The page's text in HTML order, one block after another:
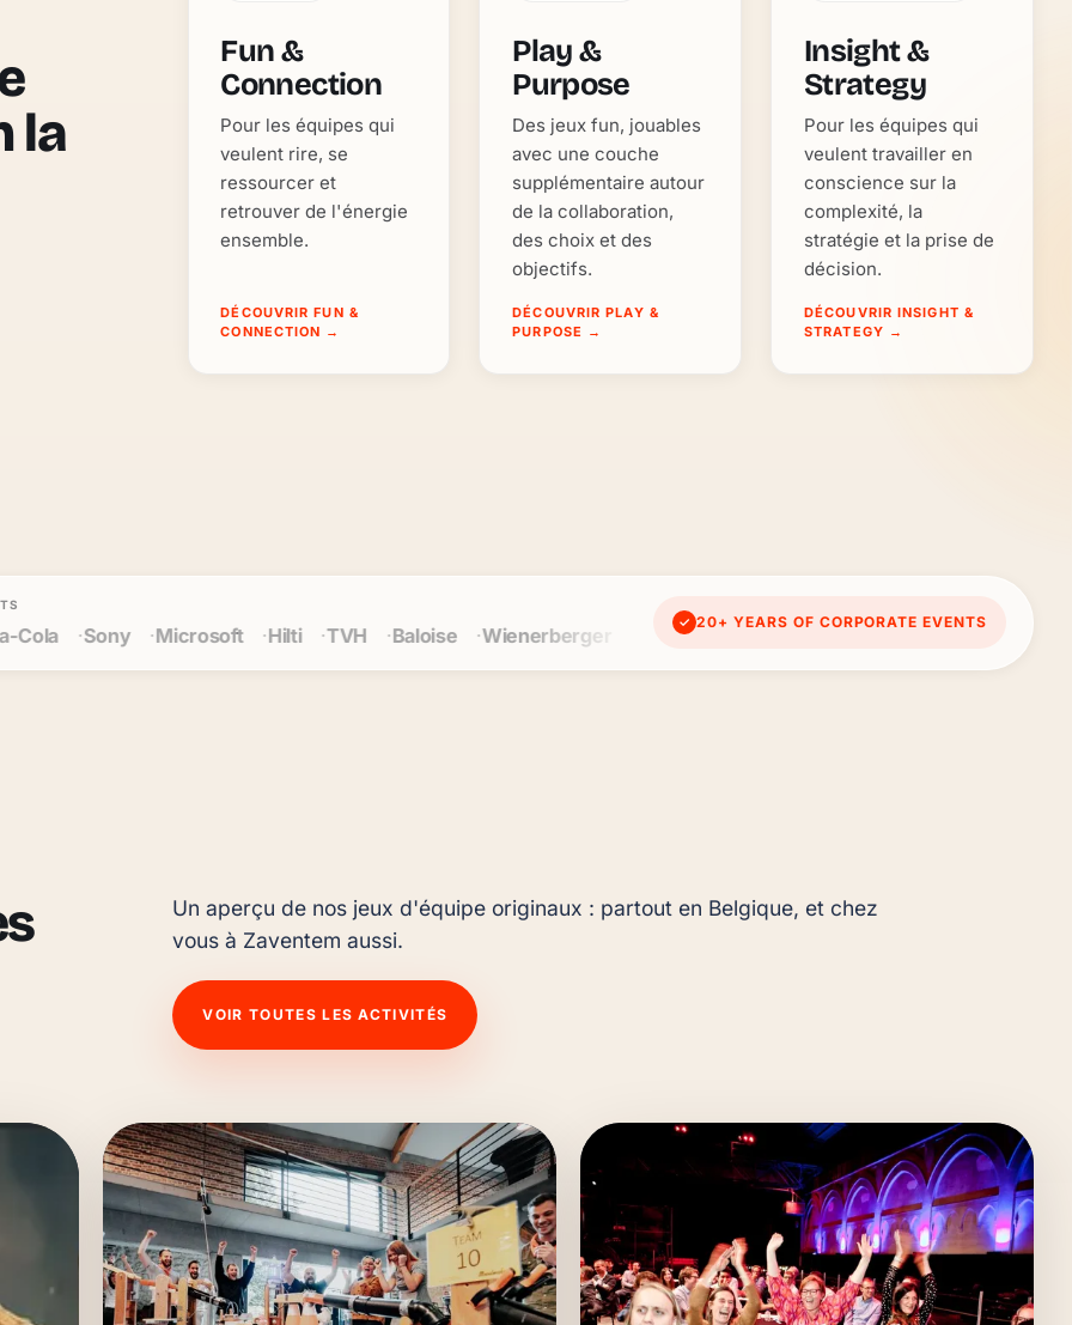
la
Fun &
Connection
Pour les équipes qui
veulent rire, se
ressourcer et
retrouver de l'énergie
ensemble.
DÉCOUVRIR FUN &
CONNECTION →
Play &
Purpose
Des jeux fun, jouables
avec une couche
supplémentaire autour
de la collaboration,
des choix et des
objectifs.
DÉCOUVRIR PLAY &
PURPOSE →
Insight &
Strategy
Pour les équipes qui
veulent travailler en
conscience sur la
complexité, la
stratégie et la prise de
décision.
DÉCOUVRIR INSIGHT &
STRATEGY →
Hilti TVH Baloise Wienerberger Cegeka Maersk Umicore Elia Proximus Deloitte
✓ 20+ YEARS OF CORPORATE EVENTS
Un aperçu de nos jeux d'équipe originaux : partout en Belgique, et chez
vous à Zaventem aussi.
VOIR TOUTES LES ACTIVITÉS